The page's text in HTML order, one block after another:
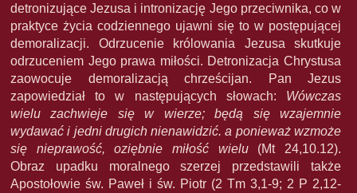
detronizujące Jezusa i intronizację Jego przeciwnika, co w
praktyce życia codziennego ujawni się to w postępującej
demoralizacji. Odrzucenie królowania Jezusa skutkuje
odrzuceniem Jego prawa miłości. Detronizacja Chrystusa
zaowocuje demoralizacją chrześcijan. Pan Jezus
zapowiedział to w następujących słowach: Wówczas
wielu zachwieje się w wierze; będą się wzajemnie
wydawać i jedni drugich nienawidzić. a ponieważ wzmoże
się nieprawość, oziębnie miłość wielu(Mt 24,10.12).
Obraz upadku moralnego szerzej przedstawili także
Apostołowie św. Paweł i św. Piotr (2 Tm 3,1-9; 2 P 2,12-